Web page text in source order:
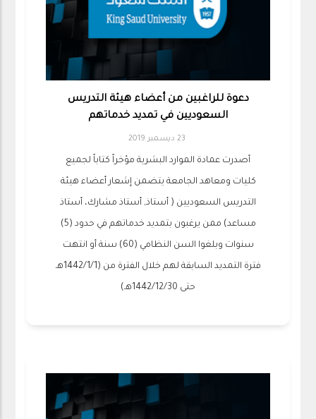
دعوة للراغبين من أعضاء هيئة التدريس
السعوديين في تمديد خدماتهم
23 ديسمبر 2019
أصدرت عمادة الموارد البشرية مؤخراً كتاباً لجميع
كليات ومعاهد الجامعة يتضمن إشعار أعضاء هيئة
التدريس السعوديين ( أستاذ, أستاذ مشارك، أستاذ
مساعد) ممن يرغبون بتمديد خدماتهم في حدود (5)
سنوات وبلغوا السن النظامي (60) سنة أو انتهت
فترة التمديد السابقة لهم خلال الفترة من (1442/1/1هـ
حتى 1442/12/30هـ)